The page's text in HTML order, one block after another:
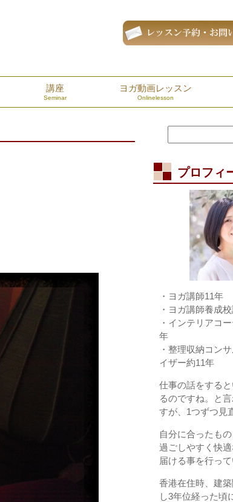
講座
Seminar
ヨガ動画レッスン
Onlinelesson
プロフィ
・ヨガ講師11年
・ヨガ講師養成
・インテリアコ
年
・整理収納コン
イザー約11年
仕事の話をする
るのですね。と
すが、1つずつ見
自分に合ったも
過ごしやすく快
届ける事を行っ
香港在住時、建
し3年位経った頃